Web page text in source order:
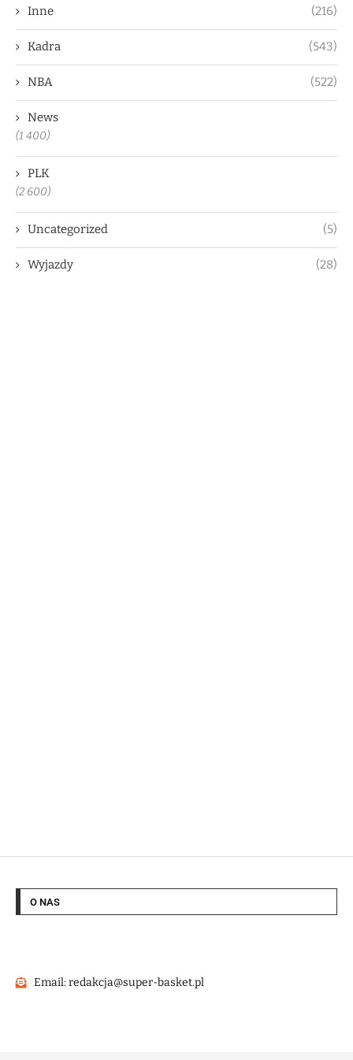
Inne (216)
Kadra (543)
NBA (522)
News
(1 400)
PLK
(2 600)
Uncategorized (5)
Wyjazdy (28)
O NAS
Email: redakcja@super-basket.pl